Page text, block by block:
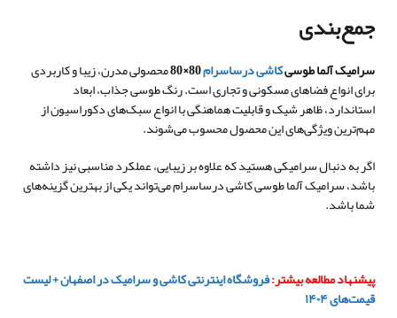
جمع‌بندی
سرامیک آلما طوسیکاشی درساسرام محصولی مدرن، زیبا و کاربردی
برای انواع فضاهای مسکونی و تجاری است. رنگ طوسی جذاب، ابعاد
استاندارد، ظاهر شیک و قابلیت هماهنگی با انواع سبک‌های دکوراسیون از
مهم‌ترین ویژگی‌های این محصول محسوب می‌شوند.
اگر به دنبال سرامیکی هستید که علاوه بر زیبایی، عملکرد مناسبی نیز داشته
باشد، سرامیک آلما طوسی کاشی درساسرام می‌تواند یکی از بهترین گزینه‌های
شما باشد.
پیشنهاد مطالعه بیشتر:فروشگاه اینترنتی کاشی و سرامیک در اصفهان + لیست
قیمت‌های ۱۴۰۴